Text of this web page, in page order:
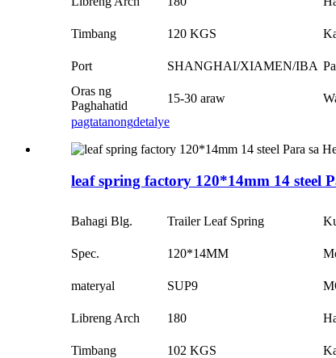
Timbang 120 KGS
Port SHANGHAI/XIAMEN/IBA
Oras ng
Paghahatid
15-30 araw
pagtatanongdetalye
leaf spring factory 120*14mm 14 steel
Bahagi Blg. Trailer Leaf Spring
Spec. 120*14MM
materyal SUP9
Libreng Arch 180
Timbang 102 KGS